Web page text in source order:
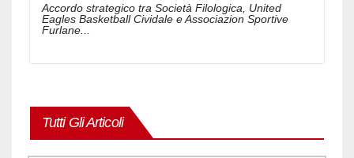
Accordo strategico tra Società Filologica, United
Eagles Basketball Cividale e Associazion Sportive
Furlane...
Tutti Gli Articoli